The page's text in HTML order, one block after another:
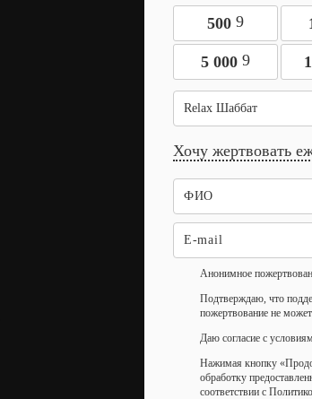
500 9
5 000 9
Relax Шаббат
Хочу жертвовать
Анонимное
Подтверждаю, что
пожертвование не
Даю согласие с
Нажимая кнопку
обработку
соответствии с